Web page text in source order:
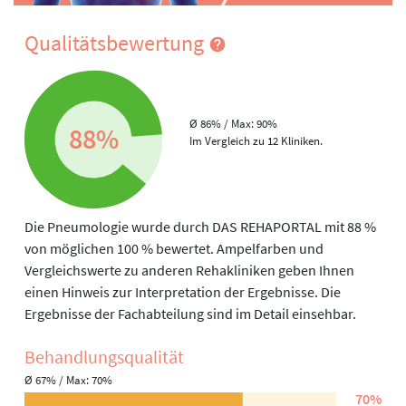
Ambulante Nachsorgeprogramme
Vermittlung ambulanter Dienste
Beratung zur medizinisch-beruflichen Orientierung
Beratung und Einleitung von stufenweiser
Wiedereingliederung
Ergotherapie, Arbeitstherapie und andere funktionelle
Therapie
Die Ergotherapie unterstützt mit individuell angepassten
Maßnahmen den Patienten dabei, sich seine
Selbstbestimmung und Handlungsfähigkeit im beruflichen
und/oder persönlichen Kontext trotz Einschränkung
bestmöglich zu erhalten.
Zusätzlich bietet die ergotherapeutische Abteilung mit der
Kreativwerkstatt ein freizeitpädago¬gisches Angebot zur
Entspannung beim handwerklichen Arbeiten, zur Pflege
Ressourcenaktivierung und Verbesserung der
Selbstwirksamkeit an.
Qualitätsbewertung
88%
Ø 86% / Max: 90%
Im Vergleich zu 12 Kliniken.
Die Pneumologie wurde durch DAS REHAPORTAL mit 88 %
von möglichen 100 % bewertet. Ampelfarben und
Vergleichswerte zu anderen Rehakliniken geben Ihnen
einen Hinweis zur Interpretation der Ergebnisse. Die
Ergebnisse der Fachabteilung sind im Detail einsehbar.
Behandlungs­qualität
Ø 67% / Max: 70%
70%